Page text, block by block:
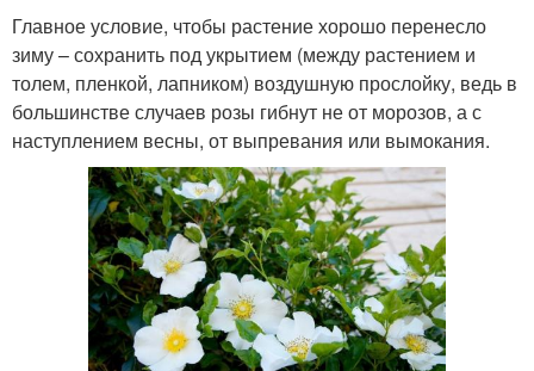
Главное условие, чтобы растение хорошо перенесло
зиму – сохранить под укрытием (между растением и
толем, пленкой, лапником) воздушную прослойку, ведь в
большинстве случаев розы гибнут не от морозов, а с
наступлением весны, от выпревания или вымокания.